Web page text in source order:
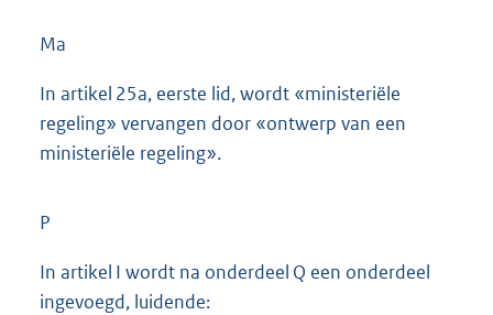
Ma
In artikel 25a, eerste lid, wordt «ministeriële
regeling» vervangen door «ontwerp van een
ministeriële regeling».
P
In artikel I wordt na onderdeel Q een onderdeel
ingevoegd, luidende: